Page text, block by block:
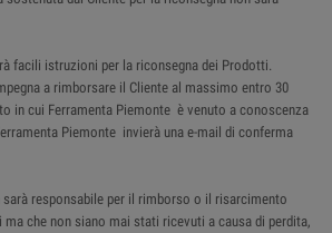
facili istruzioni per la riconsegna dei Prodotti.
a rimborsare il Cliente al massimo entro 30
in cui Ferramenta Piemonte è venuto a conoscenza
Piemonte invierà una e-mail di conferma
responsabile per il rimborso o il risarcimento
che non siano mai stati ricevuti a causa di perdita,